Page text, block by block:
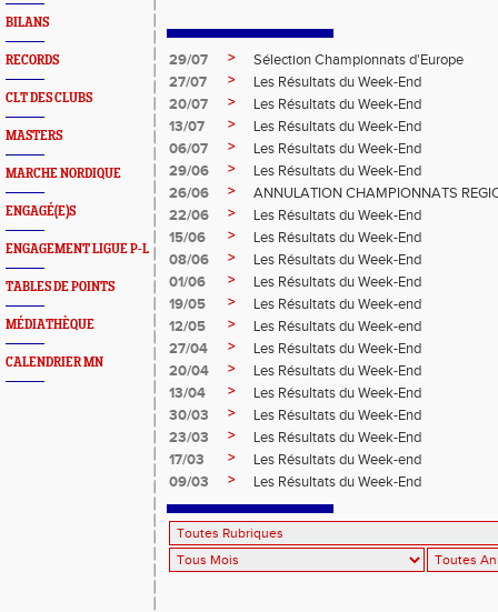
BILANS
RECORDS
CLT DES CLUBS
MASTERS
MARCHE NORDIQUE
ENGAGÉ(E)S
ENGAGEMENT LIGUE P-L
TABLES DE POINTS
MÉDIATHÈQUE
CALENDRIER MN
29/07 >
Sélection Championnats d'Europe
27/07
>
Les Résultats du Week-End
20/07
>
Les Résultats du Week-End
13/07
>
Les Résultats du Week-End
06/07
>
Les Résultats du Week-End
29/06
>
Les Résultats du Week-End
26/06
>
ANNULATION CHAMPIONNATS
22/06
>
Les Résultats du Week-End
15/06
>
Les Résultats du Week-End
08/06
>
Les Résultats du Week-End
01/06
>
Les Résultats du Week-End
19/05
>
Les Résultats du Week-end
12/05
>
Les Résultats du Week-end
27/04
>
Les Résultats du Week-End
20/04
>
Les Résultats du Week-End
13/04
>
Les Résultats du Week-End
30/03
>
Les Résultats du Week-End
23/03
>
Les Résultats du Week-End
17/03
>
Les Résultats du Week-end
09/03
> Les Résultats du Week-End